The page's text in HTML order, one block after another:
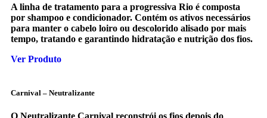
A linha de tratamento para a progressiva Rio é composta
por shampoo e condicionador. Contém os ativos necessários
para manter o cabelo loiro ou descolorido alisado por mais
tempo, tratando e garantindo hidratação e nutrição dos fios.
Ver Produto
Carnival – Neutralizante
O Neutralizante Carnival reconstrói os fios depois do